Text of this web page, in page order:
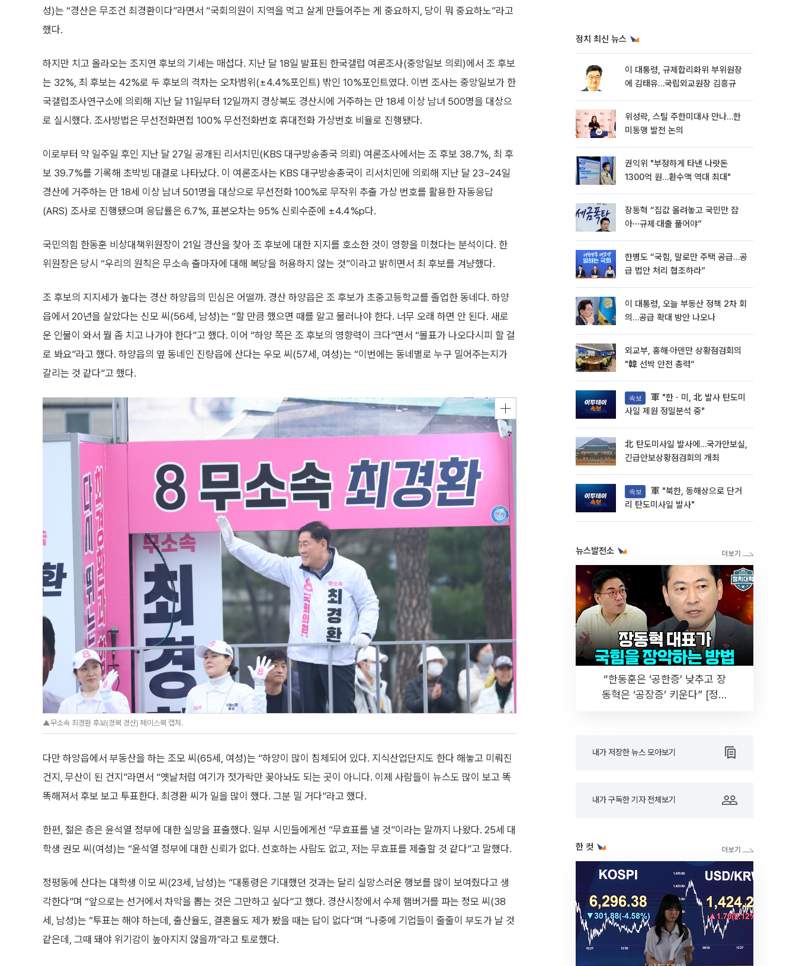
성)는 “경산은 무조건 최경환이다”라면서 “국회의원이 지역을 먹고 살게 만들어주는 게 중요하지, 당이 뭐 중요하노”라고
했다.
하지만 치고 올라오는 조지연 후보의 기세는 매섭다. 지난 달 18일 발표된 한국갤럽 여론조사(중앙일보 의뢰)에서 조 후보
는 32%, 최 후보는 42%로 두 후보의 격차는 오차범위(±4.4%포인트) 밖인 10%포인트였다. 이번 조사는 중앙일보가 한
국갤럽조사연구소에 의뢰해 지난 달 11일부터 12일까지 경상북도 경산시에 거주하는 만 18세 이상 남녀 500명을 대상으
로 실시했다. 조사방법은 무선전화면접 100% 무선전화번호 휴대전화 가상번호 비율로 진행됐다.
이로부터 약 일주일 후인 지난 달 27일 공개된 리서치민(KBS 대구방송총국 의뢰) 여론조사에서는 조 후보 38.7%, 최 후
보 39.7%를 기록해 초박빙 대결로 나타났다. 이 여론조사는 KBS 대구방송총국이 리서치민에 의뢰해 지난 달 23~24일
경산에 거주하는 만 18세 이상 남녀 501명을 대상으로 무선전화 100%로 무작위 추출 가상 번호를 활용한 자동응답
(ARS) 조사로 진행됐으며 응답률은 6.7%, 표본오차는 95% 신뢰수준에 ±4.4%p다.
국민의힘 한동훈 비상대책위원장이 21일 경산을 찾아 조 후보에 대한 지지를 호소한 것이 영향을 미쳤다는 분석이다. 한
위원장은 당시 “우리의 원칙은 무소속 출마자에 대해 복당을 허용하지 않는 것”이라고 밝히면서 최 후보를 겨냥했다.
조 후보의 지지세가 높다는 경산 하양읍의 민심은 어떨까. 경산 하양읍은 조 후보가 초중고등학교를 졸업한 동네다. 하양
읍에서 20년을 살았다는 신모 씨(56세, 남성)는 “할 만큼 했으면 때를 알고 물러나야 한다. 너무 오래 하면 안 된다. 새로
운 인물이 와서 뭘 좀 치고 나가야 한다”고 했다. 이어 “하양 쪽은 조 후보의 영향력이 크다”면서 “몰표가 나오다시피 할 걸
로 봐요”라고 했다. 하양읍의 옆 동네인 진량읍에 산다는 우모 씨(57세, 여성)는 “이번에는 동네별로 누구 밀어주는지가
갈리는 것 같다”고 했다.
▲무소속 최경환 후보(경북 경산) 페이스북 캡쳐.
다만 하양읍에서 부동산을 하는 조모 씨(65세, 여성)는 “하양이 많이 침체되어 있다. 지식산업단지도 한다 해놓고 미뤄진
건지, 무산이 된 건지”라면서 “옛날처럼 여기가 젓가락만 꽂아놔도 되는 곳이 아니다. 이제 사람들이 뉴스도 많이 보고 똑
똑해져서 후보 보고 투표한다. 최경환 씨가 일을 많이 했다. 그분 밀 거다”라고 했다.
한편, 젊은 층은 윤석열 정부에 대한 실망을 표출했다. 일부 시민들에게선 “무효표를 낼 것”이라는 말까지 나왔다. 25세 대
학생 권모 씨(여성)는 “윤석열 정부에 대한 신뢰가 없다. 선호하는 사람도 없고, 저는 무효표를 제출할 것 같다”고 말했다.
정평동에 산다는 대학생 이모 씨(23세, 남성)는 “대통령은 기대했던 것과는 달리 실망스러운 행보를 많이 보여줬다고 생
각한다”며 “앞으로는 선거에서 차악을 뽑는 것은 그만하고 싶다”고 했다. 경산시장에서 수제 햄버거를 파는 정모 씨(38
세, 남성)는 “투표는 해야 하는데, 출산율도, 결혼율도 제가 봤을 때는 답이 없다”며 “나중에 기업들이 줄줄이 부도가 날 것
같은데, 그때 돼야 위기감이 높아지지 않을까”라고 토로했다.
정치 최신 뉴스
이 대통령, 규제합리화위 부위원장
에 김태유…국립외교원장 김흥규
위성락, 스틸 주한미대사 만나…한
미동맹 발전 논의
권익위 "부정하게 타낸 나랏돈
1300억 원…환수액 역대 최대"
장동혁 “집값 올려놓고 국민만 잡
아⋯규제·대출 풀어야”
한병도 “국힘, 말로만 주택 공급…공
급 법안 처리 협조하라”
이 대통령, 오늘 부동산 정책 2차 회
의…공급 확대 방안 나오나
외교부, 홍해·아덴만 상황점검회의
"韓 선박 안전 총력“
속보
사일 제원 정밀분석 중"
北 탄도미사일 발사에…국가안보실,
긴급안보상황점검회의 개최
속보
리 탄도미사일 발사"
뉴스발전소
“한동훈은 ‘공한증’ 낮추고 장
동혁은 ‘공장증’ 키운다” [정치
내가 저장한 뉴스 모아보기
내가 구독한 기자 전체보기
한 컷